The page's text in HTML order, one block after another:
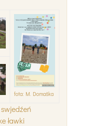
fota: M. Domaška
ławki